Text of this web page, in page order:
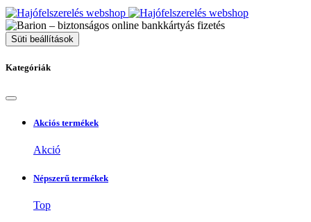
Süti beállítások
Kategóriák
Akciós termékek
Akció
Népszerű termékek
Top